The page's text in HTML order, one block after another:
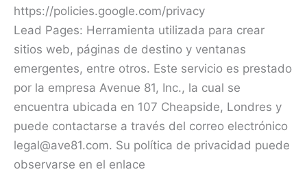
https://policies.google.com/privacy
Lead Pages: Herramienta utilizada para crear
sitios web, páginas de destino y ventanas
emergentes, entre otros. Este servicio es prestado
por la empresa Avenue 81, Inc., la cual se
encuentra ubicada en 107 Cheapside, Londres y
puede contactarse a través del correo electrónico
legal@ave81.com. Su política de privacidad puede
observarse en el enlace